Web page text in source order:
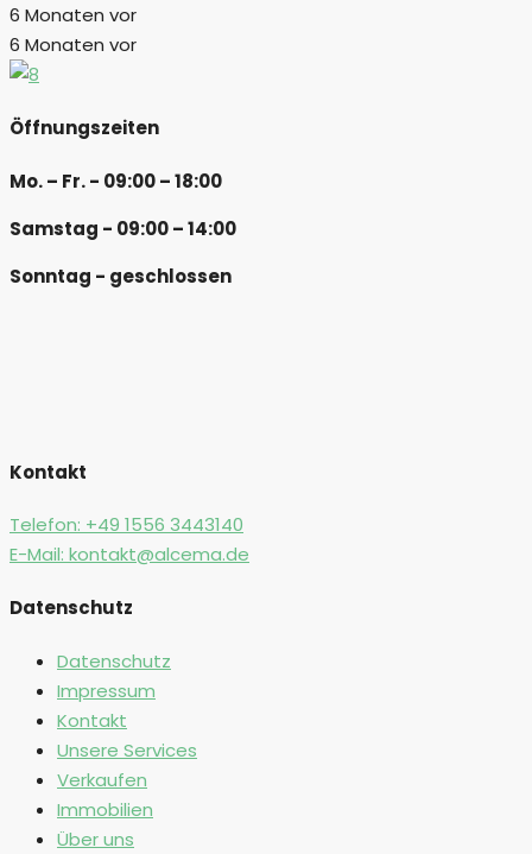
6 Monaten vor
6 Monaten vor
Öffnungszeiten
Mo. – Fr. - 09:00 – 18:00
Samstag - 09:00 – 14:00
Sonntag - geschlossen
Kontakt
Telefon: +49 1556 3443140
E-Mail: kontakt@alcema.de
Datenschutz
Datenschutz
Impressum
Kontakt
Unsere Services
Verkaufen
Immobilien
Über uns